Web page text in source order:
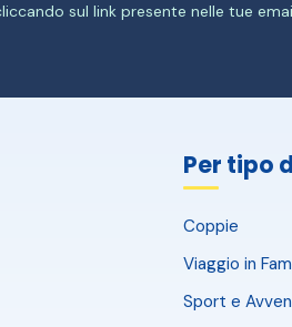
sul link presente nelle tue
Per tipo
Coppie
Viaggio in
Sport e